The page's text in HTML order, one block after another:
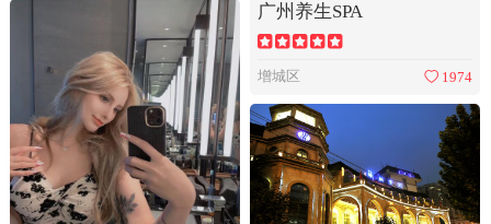
广州养生SPA
增城区 1974